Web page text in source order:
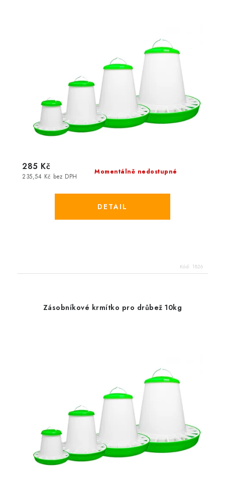
Momentálně nedostupné
235,54 Kč bez DPH
285 Kč
Kód: 1826
Zásobníkové krmítko pro drůbež 10kg